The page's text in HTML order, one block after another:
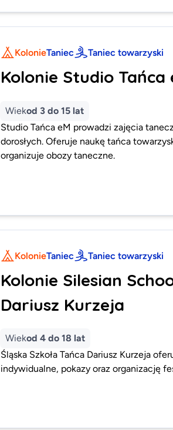
KolonieTaniec Taniec towarzyski
Kolonie Studio Tańca
Wiekod 3 do 15 lat
Studio Tańca eM prowadzi zajęcia
dorosłych. Oferuje naukę tańca
organizuje obozy taneczne.
KolonieTaniec Taniec towarzyski
Kolonie Silesian
Dariusz Kurzeja
Wiekod 4 do 18 lat
Śląska Szkoła Tańca Dariusz Kurzeja
indywidualne, pokazy oraz organizację